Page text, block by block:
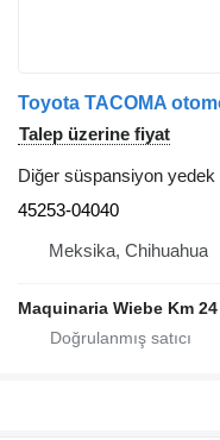
Talep üzerine fiyat
Diğer süspansiyon yedek
45253-04040
Meksika, Chihuahua
Maquinaria Wiebe Km 24